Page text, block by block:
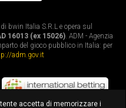
bwin Italia S.R.L e opera sul
16013 (ex 15026). ADM - Agenzia
del gioco pubblico in Italia: per
adm.gov.it
accetta di memorizzare i